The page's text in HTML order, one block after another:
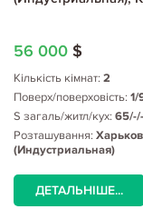
56 000 $
Кількість кімнат: 2
Поверх/поверховість: 1/
S загаль/житл/кух: 65/-/-
Розташування:
(Индустриальная)
ДЕТАЛЬНІШЕ...